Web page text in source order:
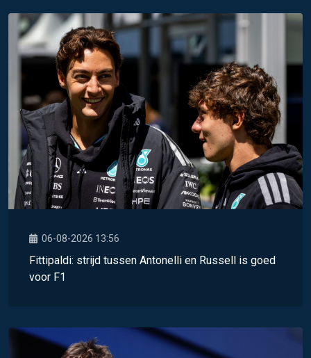
06-08-2026 13:56
Fittipaldi: strijd tussen Antonelli en Russell is goed
voor F1